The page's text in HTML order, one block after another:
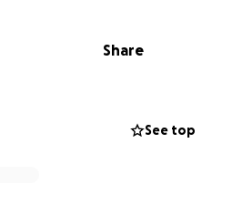
doe ik mee aan het
Als we dat winnen,
Share
See top